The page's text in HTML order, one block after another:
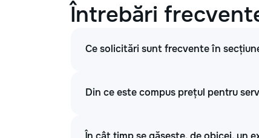
Întrebări
Ce solicitări sunt frecvente în
Din ce este compus prețul pentru